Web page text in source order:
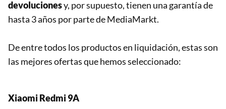
devolucionesy, por supuesto, tienen una garantía de
hasta 3 años por parte de MediaMarkt.
De entre todos los productos en liquidación, estas son
las mejores ofertas que hemos seleccionado:
Xiaomi Redmi 9A